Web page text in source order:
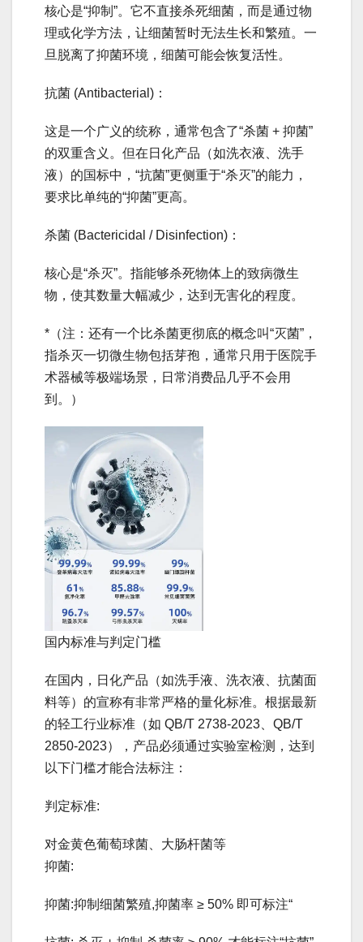
核心是“抑制”。它不直接杀死细菌，而是通过物
理或化学方法，让细菌暂时无法生长和繁殖。一
旦脱离了抑菌环境，细菌可能会恢复活性。
抗菌 (Antibacterial)：
这是一个广义的统称，通常包含了“杀菌 + 抑菌”
的双重含义。但在日化产品（如洗衣液、洗手
液）的国标中，“抗菌”更侧重于“杀灭”的能力，
要求比单纯的“抑菌”更高。
杀菌 (Bactericidal / Disinfection)：
核心是“杀灭”。指能够杀死物体上的致病微生
物，使其数量大幅减少，达到无害化的程度。
*（注：还有一个比杀菌更彻底的概念叫“灭菌”，
指杀灭一切微生物包括芽孢，通常只用于医院手
术器械等极端场景，日常消费品几乎不会用
到。）
国内标准与判定门槛
在国内，日化产品（如洗手液、洗衣液、抗菌面
料等）的宣称有非常严格的量化标准。根据最新
的轻工行业标准（如 QB/T 2738-2023、QB/T
2850-2023），产品必须通过实验室检测，达到
以下门槛才能合法标注：
判定标准:
对金黄色葡萄球菌、大肠杆菌等
抑菌:
抑菌:抑制细菌繁殖,抑菌率 ≥ 50% 即可标注“